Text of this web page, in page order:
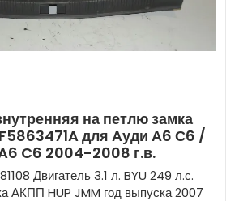
на петлю замка
для Ауди А6 С6 /
C6 2004-2008 г.в.
Двигатель 3.1 л. BYU 249 л.с.
АКПП HUP JMM год выпуска 2007